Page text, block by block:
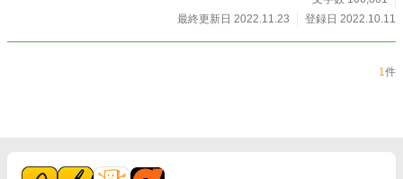
最終更新日 2022.11.23
登録日 2022.10.11
1件